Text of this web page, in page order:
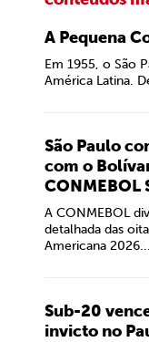
A Pequena
Em 1955, o São
América Latina.
São Paulo
com o
CONMEBOL
A CONMEBOL
detalhada das
Americana
Sub-20
invicto no